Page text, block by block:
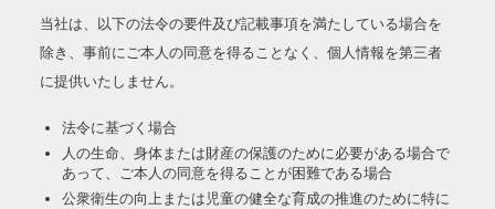
当社は、以下の法令の要件及び記載事項を満たしている場合を
除き、事前にご本人の同意を得ることなく、個人情報を第三者
に提供いたしません。
法令に基づく場合
人の生命、身体または財産の保護のために必要がある場合で
あって、ご本人の同意を得ることが困難である場合
公衆衛生の向上または児童の健全な育成の推進のために特に